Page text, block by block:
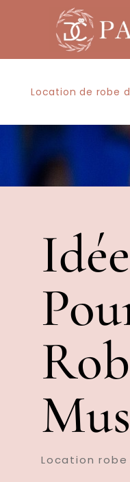
Location de robe
Location robe